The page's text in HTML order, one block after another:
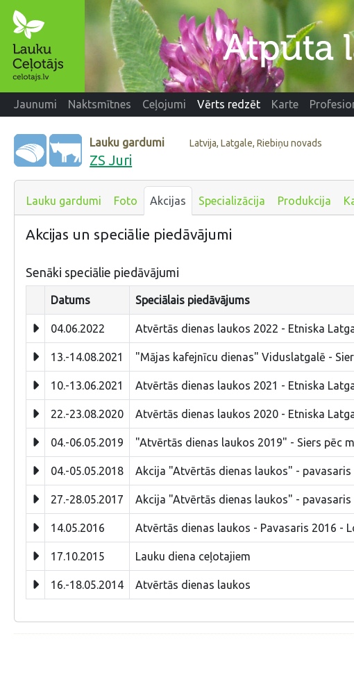
Jaunumi Naktsmītnes Ceļojumi Vērts redzēt Karte
Lauku gardumi Latvija, Latgale, Riebiņu novads
ZS Juri
Lauku gardumi Foto Akcijas Specializācija Produkcija
Akcijas un speciālie piedāvājumi
Senāki speciālie piedāvājumi
Datums Speciālais piedāvājums
04.06.2022 Atvērtās dienas laukos 2022 - Etniska
13.-14.08.2021 "Mājas kafejnīcu dienas" Viduslatgalē -
10.-13.06.2021 Atvērtās dienas laukos 2021 - Etniska
22.-23.08.2020 Atvērtās dienas laukos 2020 - Etniska
04.-06.05.2019 "Atvērtās dienas laukos 2019" - Siers pēc
04.-05.05.2018 Akcija "Atvērtās dienas laukos" -
27.-28.05.2017 Akcija "Atvērtās dienas laukos" -
14.05.2016 Atvērtās dienas laukos - Pavasaris 2016 -
17.10.2015 Lauku diena ceļotajiem
16.-18.05.2014 Atvērtās dienas laukos